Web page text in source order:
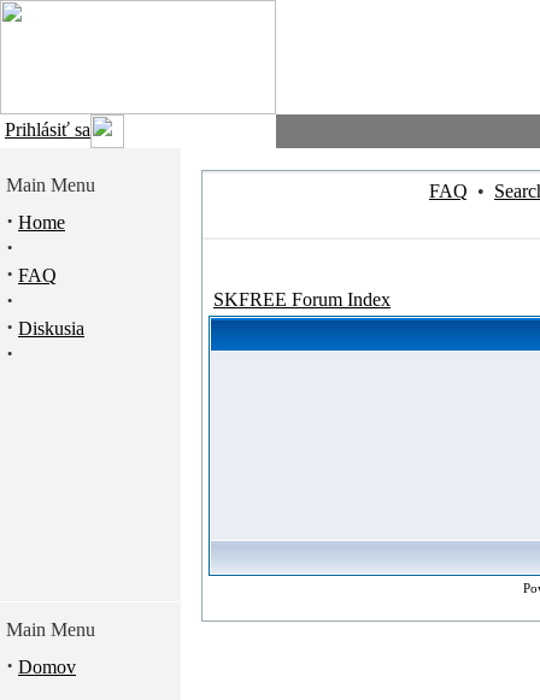
Prihlásiť sa
Main Menu
· Home
·
· FAQ
·
· Diskusia
·
Main Menu
· Domov
FAQ •
SKFREE Forum Index